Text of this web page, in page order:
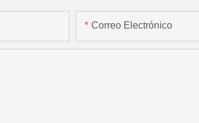
Correo Electrónico